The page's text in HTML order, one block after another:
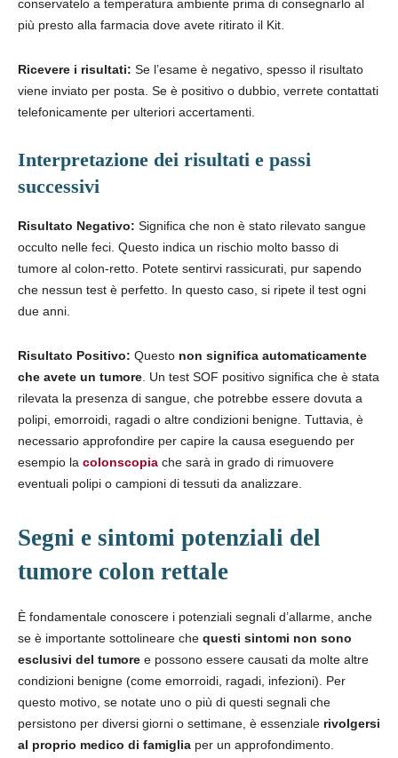
conservatelo a temperatura ambiente prima di consegnarlo al
più presto alla farmacia dove avete ritirato il Kit.
Ricevere i risultati: Se l’esame è negativo, spesso il risultato
viene inviato per posta. Se è positivo o dubbio, verrete contattati
telefonicamente per ulteriori accertamenti.
Interpretazione dei risultati e passi
successivi
Risultato Negativo: Significa che non è stato rilevato sangue
occulto nelle feci. Questo indica un rischio molto basso di
tumore al colon-retto. Potete sentirvi rassicurati, pur sapendo
che nessun test è perfetto. In questo caso, si ripete il test ogni
due anni.
Risultato Positivo: Questo non significa automaticamente
che avete un tumore . Un test SOF positivo significa che è stata
rilevata la presenza di sangue, che potrebbe essere dovuta a
polipi, emorroidi, ragadi o altre condizioni benigne. Tuttavia, è
necessario approfondire per capire la causa eseguendo per
esempio la colonscopia che sarà in grado di rimuovere
eventuali polipi o campioni di tessuti da analizzare.
Segni e sintomi potenziali del
tumore colon rettale
È fondamentale conoscere i potenziali segnali d’allarme, anche
se è importante sottolineare che questi sintomi non sono
esclusivi del tumore e possono essere causati da molte altre
condizioni benigne (come emorroidi, ragadi, infezioni). Per
questo motivo, se notate uno o più di questi segnali che
persistono per diversi giorni o settimane, è essenziale rivolgersi
al proprio medico di famiglia per un approfondimento.